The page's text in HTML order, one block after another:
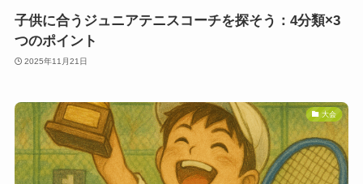
子供に合うジュニアテニスコーチを探そう：4分類×3
つのポイント
2025年11月21日
大会